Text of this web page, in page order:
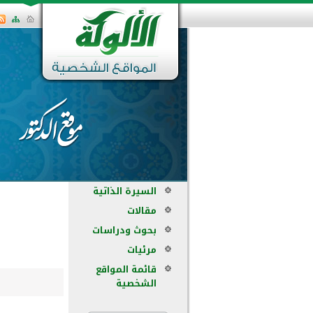
السيرة الذاتية
مقالات
بحوث ودراسات
مرئيات
قائمة المواقع
الشخصية